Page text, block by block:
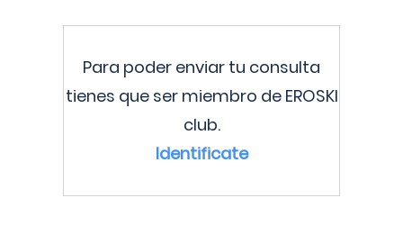
Para poder enviar tu consulta
tienes que ser miembro de EROSKI
club.
Identificate